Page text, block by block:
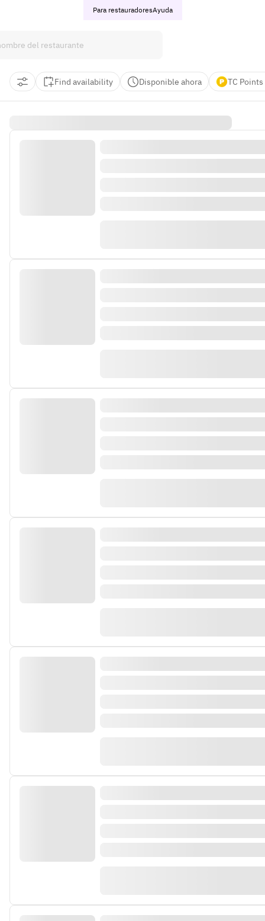
Para restauradoresAyuda
Find availability Disponible ahora TC Points